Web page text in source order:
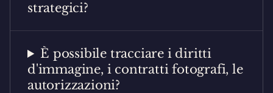
strategici?
È possibile tracciare i diritti
d'immagine, i contratti fotografi, le
autorizzazioni?